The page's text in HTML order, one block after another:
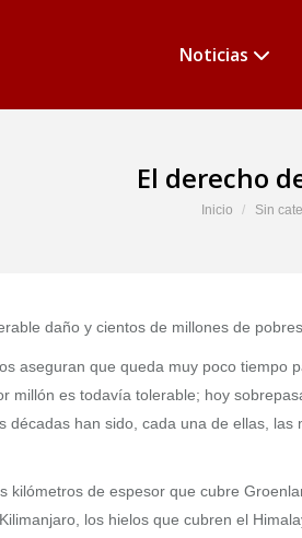
Noticias
El derecho
Estás aquí:
Inicio Sin
daño y cientos de millones de
aseguran que queda muy poco
millón es todavía tolerable; hoy
décadas han sido, cada una de ellas,
kilómetros de espesor que cubre
los hielos que cubren el